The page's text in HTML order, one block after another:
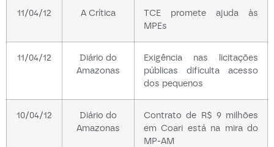
11/04/12 A Crítica
TCE promete ajuda às
MPEs
11/04/12
Diário do
Amazonas
Exigência nas licitações
públicas dificulta acesso
dos pequenos
10/04/12
Diário do
Amazonas
Contrato de R$ 9 milhões
em Coari está na mira do
MP-AM